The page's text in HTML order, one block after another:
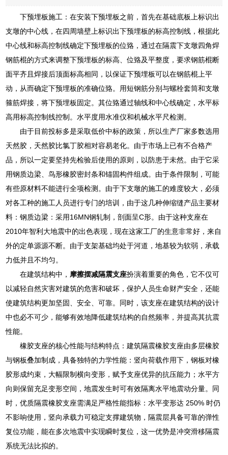
下预埋板施工：在安装下预埋板之前，首先在基础底板上标识出
支墩的中心线，在四周墙壁上标识出下预埋板的标高控制线，根据此
中心线和标高控制线确定下预埋板的位臵，通过在隔震下支墩四角焊
钢筋棍的方式来调整下预埋板的标高、位臵及平整度，要求钢筋棍断
面平齐且焊接后顶面标高相同，以保证下预埋板可以在钢筋棍上平
动，从而确定下预埋板的准确位臵。用短钢筋分别与螺栓套筒和支墩
箍筋焊接，将下预埋板固定。其位臵通过轴线和中心线确定，水平标
高用标高控制线控制。水平度用水准仪和机械水平尺检测。
由于目前投标多是采取低价中标的政策，所以生产厂家多数选用
天然胶，天然胶比氯丁胶相对容易老化。由于市场上已有不合格产
品，所以一定要坚持先检验后使用的原则，以防患于未然。由于它采
用钢质边梁、鸟形橡胶密封条和锚固构件组成。由于条件限制，可能
有些原材料不能进行全项检测。由于下支墩的施工的难度较大，必须
对各工种的施工人员进行专门的培训，由于这几种伸缩缝产品主要材
料：钢质边梁：采用16MN钢轧制，剖面呈C形。由于这种支座在
2010年智利大地震中的出色表现，现在这家工厂的生意非常好，来自
外的定单源源不断。由于支架基础均处于河道，地基较为软弱，承载
力低并且不均匀。
在建筑结构中， 摩擦摆减隔震支座扮演着重要的角色，它不仅可
以减轻自然灾害对建筑的危害和破坏，保护人员生命财产安全，还能
使建筑结构更加坚固、安全、可靠。同时，该支座在建筑结构的设计
中也必不可少，能够有效地降低建筑结构的自然频率，并提高其抗震
性能。
橡胶支座的核心性能与结构特点：建筑隔震橡胶支座由多层橡胶
与钢板叠加制成，具备独特的力学性能：竖向荷载作用下，钢板对橡
胶形成约束，大幅限制横向变形，赋予支座优异的抗压能力；水平方
向则保留充足变形空间，地震发生时可有效隔离水平地震动分量。同
时，优质隔震橡胶支座需满足严格性能指标：水平变形达 250% 时仍
不影响使用，竖向承载力可稳定支撑建筑物，隔震层具备可靠的弹性
复位功能，能在多次地震中实现瞬时复位，这一优势是冲突滑移隔震
系统无法比拟的。